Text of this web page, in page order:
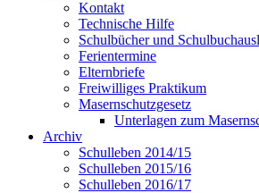
Kontakt
Technische Hilfe
Schulbücher und
Ferientermine
Elternbriefe
Freiwilliges Praktikum
Masernschutzgesetz
Unterlagen zum
Archiv
Schulleben 2014/15
Schulleben 2015/16
Schulleben 2016/17